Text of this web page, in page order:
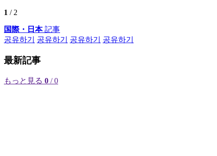
1 / 2
国際・日本記事
공유하기
공유하기 공유하기 공유하기
最新記事
もっと見る 0 / 0